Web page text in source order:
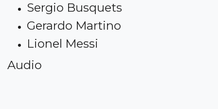
Sergio Busquets
Gerardo Martino
Lionel Messi
Audio